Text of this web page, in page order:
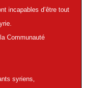
incapables d’être tout
Communauté
syriens,